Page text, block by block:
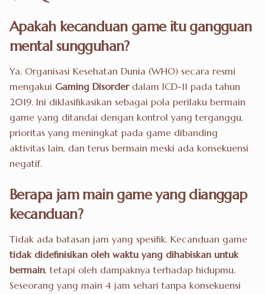
Apakah kecanduan game itu gangguan
mental sungguhan?
Ya. Organisasi Kesehatan Dunia (WHO) secara resmi
mengakui Gaming Disorderdalam ICD-11 pada tahun
2019. Ini diklasifikasikan sebagai pola perilaku bermain
game yang ditandai dengan kontrol yang terganggu,
prioritas yang meningkat pada game dibanding
aktivitas lain, dan terus bermain meski ada konsekuensi
negatif.
Berapa jam main game yang dianggap
kecanduan?
Tidak ada batasan jam yang spesifik. Kecanduan game
tidak didefinisikan oleh waktu yang dihabiskan untuk
bermain, tetapi oleh dampaknya terhadap hidupmu.
Seseorang yang main 4 jam sehari tanpa konsekuensi